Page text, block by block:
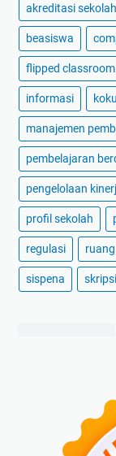
akreditasi sekolah
beasiswa
flipped classroom
informasi
manajemen
pembelajaran
pengelolaan
profil sekolah
regulasi
sispena skripsi